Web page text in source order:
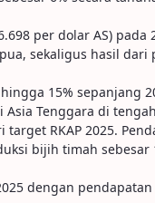
per dolar AS)
sekaligus hasil
15% sepanjang
Tenggara di
RKAP 2025.
bijih timah
dengan